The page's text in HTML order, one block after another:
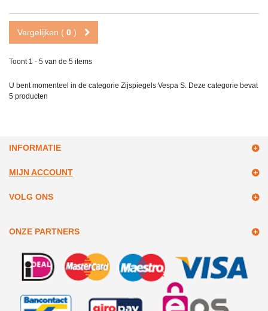
Vergelijken ( 0 )
Toont 1 - 5 van de 5 items
U bent momenteel in de categorie Zijspiegels Vespa S. Deze categorie bevat
5 producten
INFORMATIE
MIJN ACCOUNT
VOLG ONS
ONZE PARTNERS